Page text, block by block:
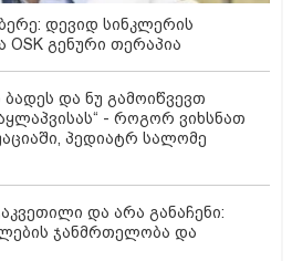
დევიდ სინკლერის
OSK გენური თერაპია
და ნუ გამოიწვევთ
- როგორ ვიხსნათ
პედიატრ სალომე
და არა განაჩენი:
ჯანმრთელობა და